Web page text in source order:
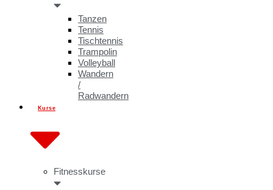
Tanzen
Tennis
Tischtennis
Trampolin
Volleyball
Wandern
/
Radwandern
Kurse
Fitnesskurse